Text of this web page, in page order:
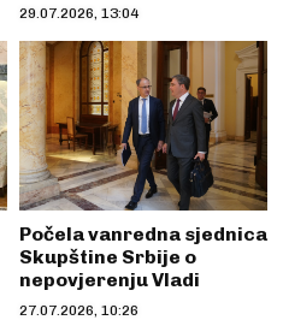
29.07.2026, 13:04
Počela vanredna sjednica
Skupštine Srbije o
nepovjerenju Vladi
27.07.2026, 10:26